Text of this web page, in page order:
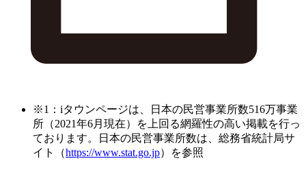
※1：iタウンページは、日本の民営事業所数516万事業
所（2021年6月現在）を上回る網羅性の高い掲載を行っ
ております。日本の民営事業所数は、総務省統計局サ
イト（https://www.stat.go.jp）を参照